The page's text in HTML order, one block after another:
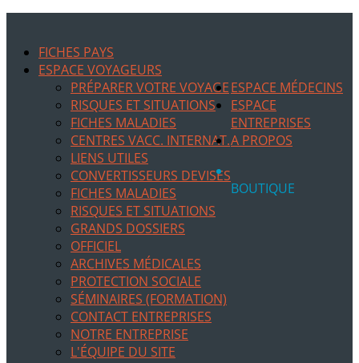
FICHES PAYS
ESPACE VOYAGEURS
PRÉPARER VOTRE VOYAGE
RISQUES ET SITUATIONS
FICHES MALADIES
CENTRES VACC. INTERNAT.
LIENS UTILES
CONVERTISSEURS DEVISES
ESPACE MÉDECINS
FICHES MALADIES
RISQUES ET SITUATIONS
GRANDS DOSSIERS
OFFICIEL
ARCHIVES MÉDICALES
ESPACE
ENTREPRISES
PROTECTION SOCIALE
SÉMINAIRES (FORMATION)
CONTACT ENTREPRISES
A PROPOS
NOTRE ENTREPRISE
L'ÉQUIPE DU SITE
BOUTIQUE